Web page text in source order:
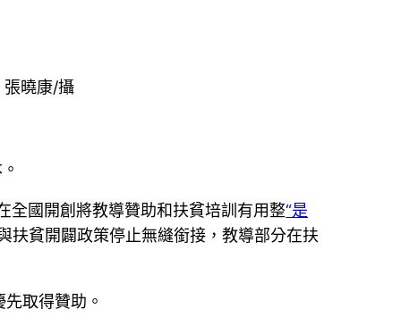
張曉康/攝
國開創將教導贊助和扶貧培訓有用整“是
扶貧開闢政策停止無縫銜接，教導部分在扶
取得贊助。